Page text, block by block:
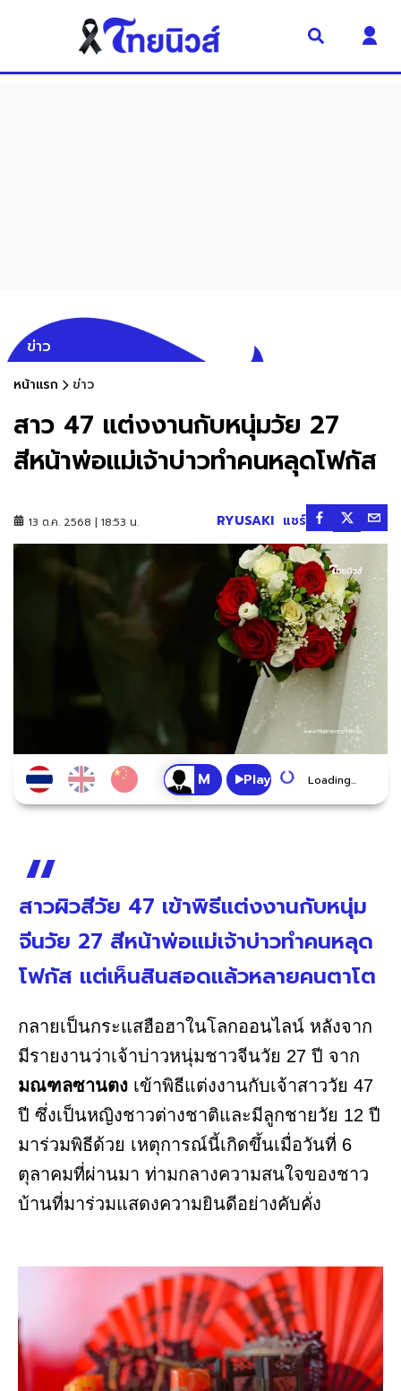
ข่าว
หน้าแรก ข่าว
สาว 47 แต่งงานกับหนุ่มวัย 27
สีหน้าพ่อแม่เจ้าบ่าวทำคนหลุดโฟกัส
13 ต.ค. 2568 | 18:53 น. RYUSAKI แชร์
Play Loading...
สาวผิวสีวัย 47 เข้าพิธีแต่งงานกับหนุ่ม
จีนวัย 27 สีหน้าพ่อแม่เจ้าบ่าวทำคนหลุด
โฟกัส แต่เห็นสินสอดแล้วหลายคนตาโต
กลายเป็นกระแสฮือฮาในโลกออนไลน์ หลังจาก
มีรายงานว่าเจ้าบ่าวหนุ่มชาวจีนวัย 27 ปี จาก
มณฑลซานตง เข้าพิธีแต่งงานกับเจ้าสาววัย 47
ปี ซึ่งเป็นหญิงชาวต่างชาติและมีลูกชายวัย 12 ปี
มาร่วมพิธีด้วย เหตุการณ์นี้เกิดขึ้นเมื่อวันที่ 6
ตุลาคมที่ผ่านมา ท่ามกลางความสนใจของชาว
บ้านที่มาร่วมแสดงความยินดีอย่างคับคั่ง